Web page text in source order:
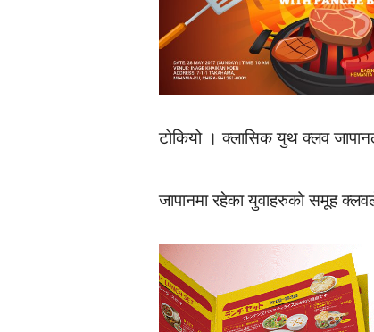
टोकियो । क्लासिक युथ क्लव
जापानमा रहेका युवाहरुको समूह